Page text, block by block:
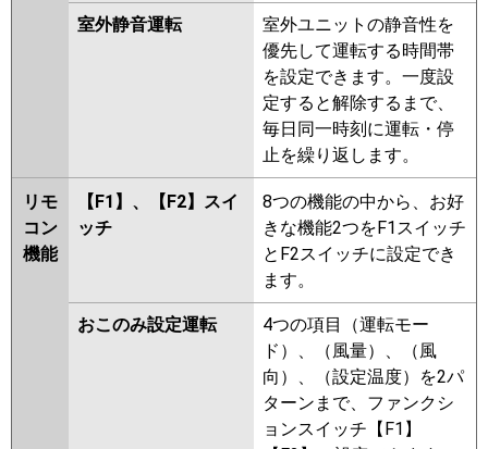
室外静音運転
室外ユニットの静音性を
優先して運転する時間帯
を設定できます。一度設
定すると解除するまで、
毎日同一時刻に運転・停
止を繰り返します。
リモ
コン
機能
【F1】、【F2】スイ
ッチ
8つの機能の中から、お好
きな機能2つをF1スイッチ
とF2スイッチに設定でき
ます。
おこのみ設定運転
4つの項目（運転モー
ド）、（風量）、（風
向）、（設定温度）を2パ
ターンまで、ファンクシ
ョンスイッチ【F1】